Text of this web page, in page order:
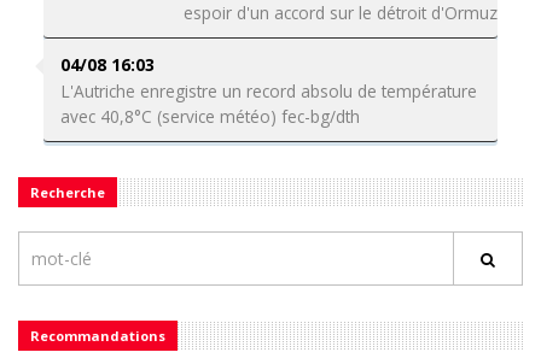
espoir d'un accord sur le détroit d'Ormuz
04/08 16:03
L'Autriche enregistre un record absolu de température
avec 40,8°C (service météo) fec-bg/dth
Recherche
Recommandations